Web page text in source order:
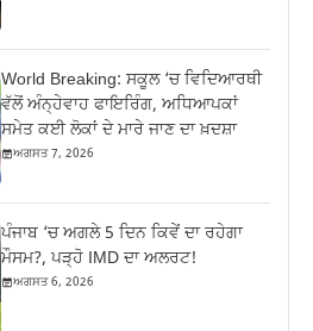
World Breaking: ਸਕੂਲ ‘ਚ ਵਿਦਿਆਰਥੀ
ਵੱਲੋਂ ਅੰਨ੍ਹੇਵਾਹ ਫਾਇਰਿੰਗ, ਅਧਿਆਪਕਾਂ
ਸਮੇਤ ਕਈ ਲੋਕਾਂ ਦੇ ਮਾਰੇ ਜਾਣ ਦਾ ਖ਼ਦਸ਼ਾ
ਅਗਸਤ 7, 2026
ਪੰਜਾਬ ‘ਚ ਅਗਲੇ 5 ਦਿਨ ਕਿਵੇਂ ਦਾ ਰਹੇਗਾ
ਮੌਸਮ?, ਪੜ੍ਹੋ IMD ਦਾ ਅਲਰਟ!
ਅਗਸਤ 6, 2026